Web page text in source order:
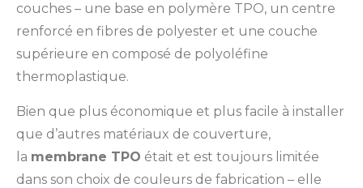
couches – une base en polymère TPO, un centre
renforcé en fibres de polyester et une couche
supérieure en composé de polyoléfine
thermoplastique.
Bien que plus économique et plus facile à installer
que d’autres matériaux de couverture,
la membrane TPO était et est toujours limitée
dans son choix de couleurs de fabrication – elle